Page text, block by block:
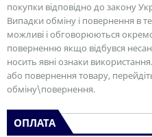
покупки відповідно до закону
Випадки обміну і повернення в
можливі і обговорюються
поверненню якщо відбувся
носить явні ознаки
або повернення товару,
обміну\повернення.
ОПЛАТА